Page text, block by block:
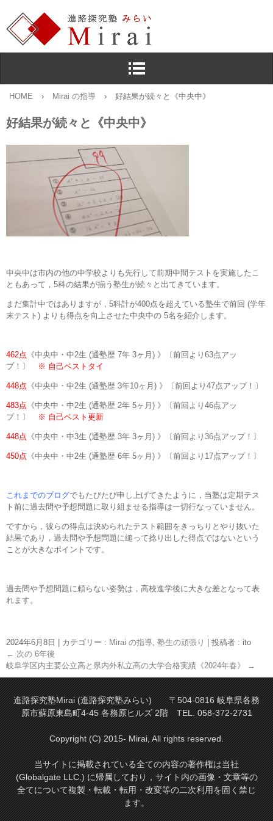
HOME › Mirai の指導 › 好結果が続々と《中央中》
好結果が続々と《中央中》
中央中は市内の他の中学校よりも先行して前期中間テストを実施したこ
ともあって，5科の結果が揃う塾生が続々と出てきています。
まだ集計中ではありますが，5科計が400点を超えている塾生で前回 (学年
末テスト) よりも得点を向上させた中央中の 5名を紹介します。
462点 《中央中・中2生 (通塾歴 7年 3ヶ月) 》〔前回より63点アッ
プ！〕
※ 自己ベストタイ
448点 《中央中・中2生 (通塾歴 3年10ヶ月) 》〔前回より47点アップ！〕
483点 《中央中・中2生 (通塾歴 2年 5ヶ月) 》〔前回より46点アッ
プ！〕
※ 自己ベスト更新
448点 《中央中・中3生 (通塾歴 3年 3ヶ月) 》〔前回より36点アップ！〕
450点 《中央中・中2生 (通塾歴 6年 5ヶ月) 》〔前回より17点アップ！〕
これまでのブログでもたびたび申し上げてきたように，当塾は定期テス
ト前に過去問や予想問題に取り組ませる指導は一切行なっていません。
ですから，彼らの得点は決められたテスト範囲をきっちりとやり抜いた
結果であり，過去問や予想問題に縋って捻り出した得点ではないという
ことが大きなポイントです。
過去問や予想問題に頼らない姿勢は，高校進学後に大きな差となって表
れます。
2024年6月8日 カテゴリー : Mirai の指導, 塾生の頑張り
投稿者 : ito
← 次の 6年後
岐阜学区内主要公立高と県内外私立高の大学合格実績《2024年春》
→
進路探究塾Mirai (進路探究塾みらい) 〒504-0816 岐阜県各務
原市蘇原東島町4-45 各務原ヒルズ 2階 TEL. 058-372-2731
Copyright (C) 2015- Mirai, All rights reserved.
当サイトに掲載されている全ての内容の著作権は当社
(Globalgate LLC.) に帰属しており，サイト内の画像・文章等の
全てについて複製・転載・転用・改変等の二次利用を固く禁じ
ます。